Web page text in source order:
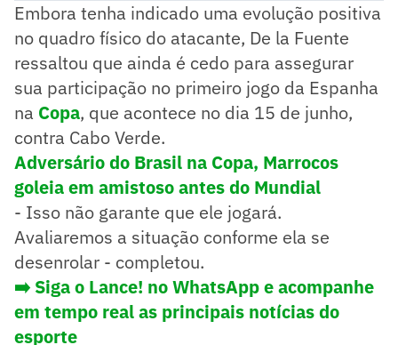
Embora tenha indicado uma evolução positiva
no quadro físico do atacante, De la Fuente
ressaltou que ainda é cedo para assegurar
sua participação no primeiro jogo da Espanha
na Copa, que acontece no dia 15 de junho,
contra Cabo Verde.
Adversário do Brasil na Copa, Marrocos
goleia em amistoso antes do Mundial
- Isso não garante que ele jogará.
Avaliaremos a situação conforme ela se
desenrolar - completou.
➡️ Siga o Lance! no WhatsApp e acompanhe
em tempo real as principais notícias do
esporte